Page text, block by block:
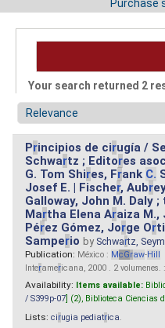
Purchase
Your search returned 2
Principios de cirugía /
Schwartz ; Editores
G. Tom Shires, Frank C.
Josef E. | Fischer, Aubr
Galloway, John M. Daly ;
Martha Elena Araiza M.,
Pérez Gómez, Jorge Or
Samperio by Schwartz,
Publication: México : McGraw-Hill
Interamericana, 2000 . 2 volumenes.
Availability: Items available:
/ S399p-07 ] (2), Biblioteca Ciencias
Lists: cirugia pediatrica